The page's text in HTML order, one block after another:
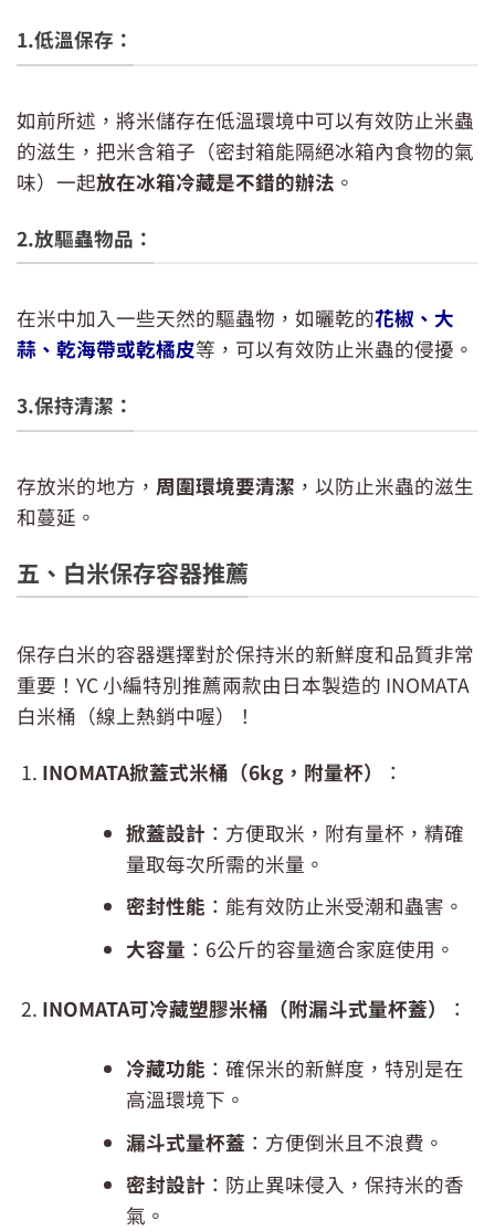
1.低溫保存：
如前所述，將米儲存在低溫環境中可以有效防止米蟲
的滋生，把米含箱子（密封箱能隔絕冰箱內食物的氣
味）一起放在冰箱冷藏是不錯的辦法 。
2.放驅蟲物品：
在米中加入一些天然的驅蟲物，如曬乾的花椒、大
蒜、乾海帶或乾橘皮等，可以有效防止米蟲的侵擾。
3.保持清潔：
存放米的地方， 周圍環境要清潔 ，以防止米蟲的滋生
和蔓延。
五、白米保存容器推薦
保存白米的容器選擇對於保持米的新鮮度和品質非常
重要！YC 小編特別推薦兩款由日本製造的 INOMATA
白米桶（線上熱銷中喔）！
INOMATA掀蓋式米桶（6kg，附量杯） ：
掀蓋設計 ：方便取米，附有量杯，精確
量取每次所需的米量。
密封性能 ：能有效防止米受潮和蟲害。
大容量 ：6公斤的容量適合家庭使用。
INOMATA可冷藏塑膠米桶（附漏斗式量杯蓋） ：
冷藏功能 ：確保米的新鮮度，特別是在
高溫環境下。
漏斗式量杯蓋 ：方便倒米且不浪費。
密封設計 ：防止異味侵入，保持米的香
氣。